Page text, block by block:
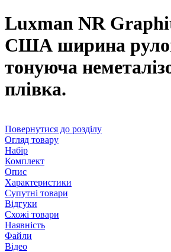
Luxman NR
США ширина
тонуюча
плівка.
Повернутися до розділу
Огляд товару
Набір
Комплект
Опис
Характеристики
Супутні товари
Відгуки
Схожі товари
Наявність
Файли
Відео